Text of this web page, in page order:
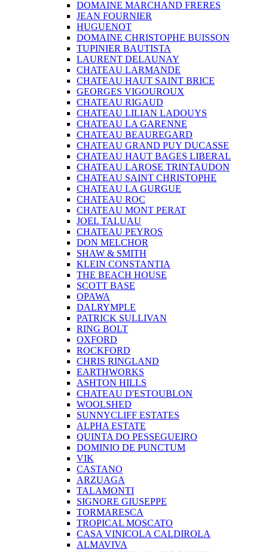
DOMAINE MARCHAND FRERES
JEAN FOURNIER
HUGUENOT
DOMAINE CHRISTOPHE BUISSON
TUPINIER BAUTISTA
LAURENT DELAUNAY
CHATEAU LARMANDE
CHATEAU HAUT SAINT BRICE
GEORGES VIGOUROUX
CHATEAU RIGAUD
CHATEAU LILIAN LADOUYS
CHATEAU LA GARENNE
CHATEAU BEAUREGARD
CHATEAU GRAND PUY DUCASSE
CHATEAU HAUT BAGES LIBERAL
CHATEAU LAROSE TRINTAUDON
CHATEAU SAINT CHRISTOPHE
CHATEAU LA GURGUE
CHATEAU ROC
CHATEAU MONT PERAT
JOEL TALUAU
CHATEAU PEYROS
DON MELCHOR
SHAW & SMITH
KLEIN CONSTANTIA
THE BEACH HOUSE
SCOTT BASE
OPAWA
DALRYMPLE
PATRICK SULLIVAN
RING BOLT
OXFORD
ROCKFORD
CHRIS RINGLAND
EARTHWORKS
ASHTON HILLS
CHATEAU D'ESTOUBLON
WOOLSHED
SUNNYCLIFF ESTATES
ALPHA ESTATE
QUINTA DO PESSEGUEIRO
DOMINIO DE PUNCTUM
VIK
CASTANO
ARZUAGA
TALAMONTI
SIGNORE GIUSEPPE
TORMARESCA
TROPICAL MOSCATO
CASA VINICOLA CALDIROLA
ALMAVIVA